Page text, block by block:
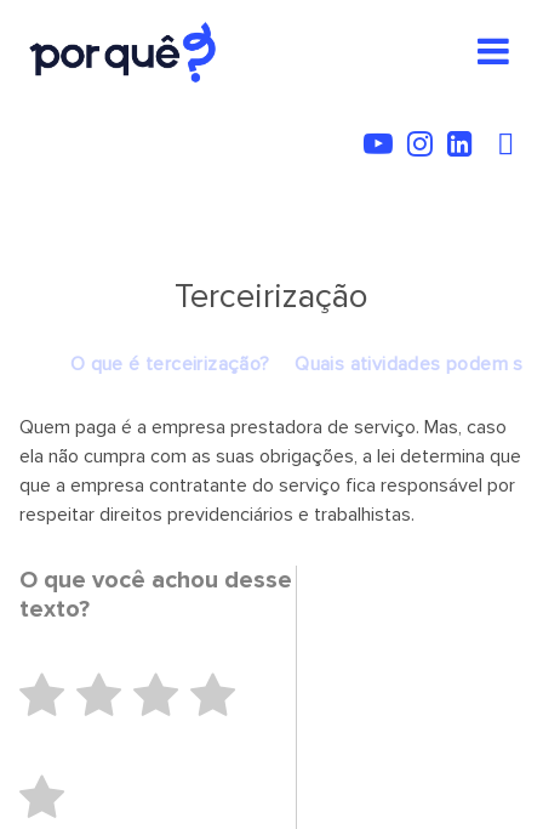
Terceirização
O que é terceirização? Quais atividades podem
Quem paga é a empresa prestadora de serviço. Mas, caso
ela não cumpra com as suas obrigações, a lei determina que
que a empresa contratante do serviço fica responsável por
respeitar direitos previdenciários e trabalhistas.
O que você achou desse
texto?